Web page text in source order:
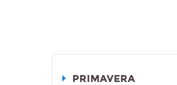
PRIMAVERA